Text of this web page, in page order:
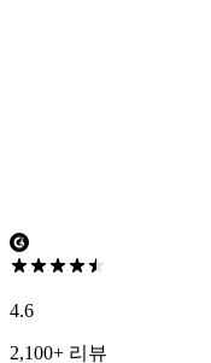
4.6
2,100+ 리뷰